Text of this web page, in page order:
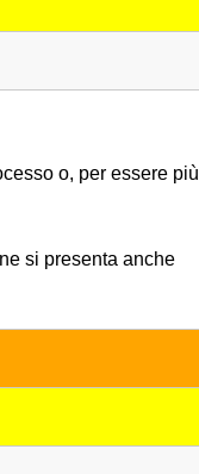
o, per essere più
si presenta anche